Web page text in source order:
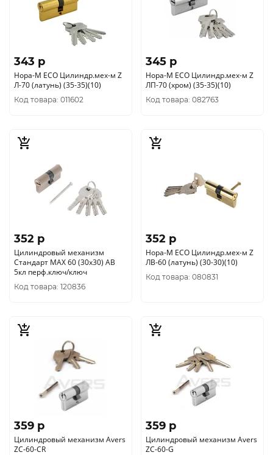
343 p
Нора-М ЕСО Цилиндр.мех-м Z
Л-70 (латунь) (35-35)(10)
Код товара: 011602
345 p
Нора-М ЕСО Цилиндр.мех-м Z
ЛП-70 (хром) (35-35)(10)
Код товара: 082763
352 p
Цилиндровый механизм
Стандарт MAX 60 (30х30) AB
5кл перф.ключ/ключ
Код товара: 120836
352 p
Нора-М ЕСО Цилиндр.мех-м Z
ЛВ-60 (латунь) (30-30)(10)
Код товара: 080831
359 p
Цилиндровый механизм Avers
ZC-60-CR
359 p
Цилиндровый механизм Avers
ZC-60-G